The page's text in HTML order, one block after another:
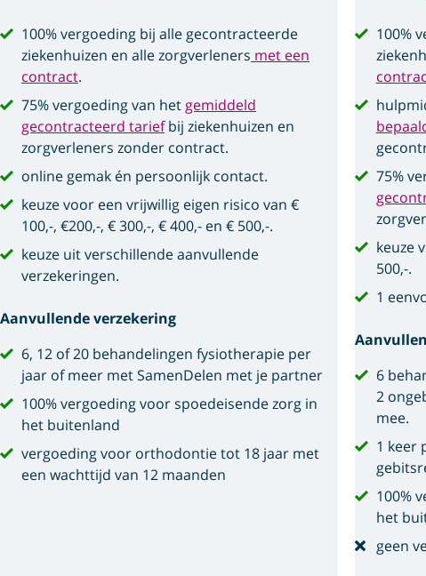
100% vergoeding bij alle gecontracteerde
ziekenhuizen en alle zorgverleners met een
contract.
75% vergoeding van het gemiddeld
gecontracteerd tariefbij ziekenhuizen en
zorgverleners zonder contract.
online gemak én persoonlijk contact.
keuze voor een vrijwillig eigen risico van €
100,-, €200,-, € 300,-, € 400,- en € 500,-.
keuze uit verschillende aanvullende
verzekeringen.
Aanvullende verzekering
6, 12 of 20 behandelingen fysiotherapie per
jaar of meer met SamenDelen met je partner
100% vergoeding voor spoedeisende zorg in
het buitenland
vergoeding voor orthodontie tot 18 jaar met
een wachttijd van 12 maanden
100%
75%
keuze
500,-.
1
6
2
mee.
1 keer
100%
het
geen